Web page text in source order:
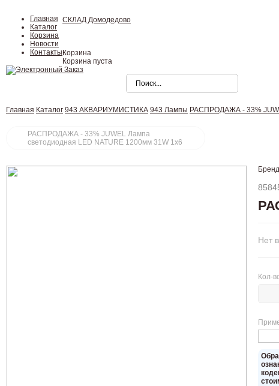
Главная
Каталог
Корзина
Новости
Контакты
СКЛАД Домодедово
Корзина
Корзина пуста
Главная Каталог 943 АКВАРИУМИСТИКА 943 Лампы РАСПРОДАЖА - 33%
РАСПРОДАЖА - 33% JUWEL Лампа
светодиодная LED NATURE 1200мм 31W 1х6
Бренд
Нет
Кол-